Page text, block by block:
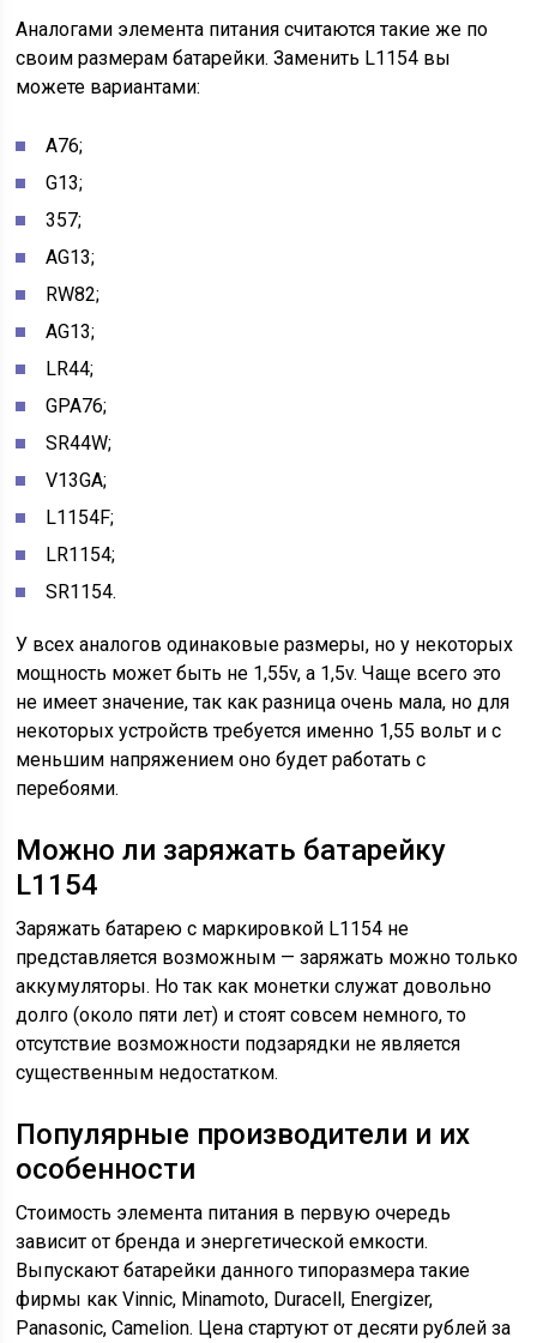
Аналогами элемента питания считаются такие же по
своим размерам батарейки. Заменить L1154 вы
можете вариантами:
A76;
G13;
357;
AG13;
RW82;
AG13;
LR44;
GPA76;
SR44W;
V13GA;
L1154F;
LR1154;
SR1154.
У всех аналогов одинаковые размеры, но у некоторых
мощность может быть не 1,55v, а 1,5v. Чаще всего это
не имеет значение, так как разница очень мала, но для
некоторых устройств требуется именно 1,55 вольт и с
меньшим напряжением оно будет работать с
перебоями.
Можно ли заряжать батарейку
L1154
Заряжать батарею с маркировкой L1154 не
представляется возможным — заряжать можно только
аккумуляторы. Но так как монетки служат довольно
долго (около пяти лет) и стоят совсем немного, то
отсутствие возможности подзарядки не является
существенным недостатком.
Популярные производители и их
особенности
Стоимость элемента питания в первую очередь
зависит от бренда и энергетической емкости.
Выпускают батарейки данного типоразмера такие
фирмы как Vinnic, Minamoto, Duracell, Energizer,
Panasonic, Camelion. Цена стартуют от десяти рублей за